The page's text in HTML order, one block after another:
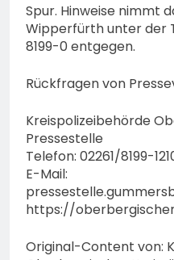
Spur. Hinweise nimmt
Wipperfürth unter der
8199-0 entgegen.
Rückfragen von
Kreispolizeibehörde
Pressestelle
Telefon: 02261/8199-
E-Mail:
https://
Original-Content von: